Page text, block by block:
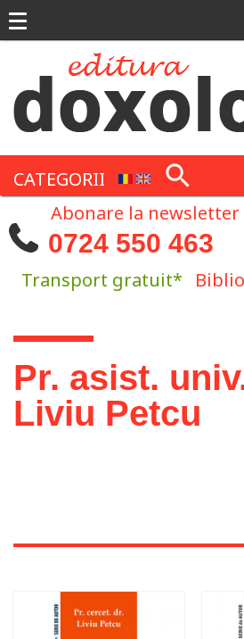
CATEGORII
Abonare la newsletter
0724 550 463
Transport gratuit*
Eşti aici
Pr. asist.
Liviu Petcu